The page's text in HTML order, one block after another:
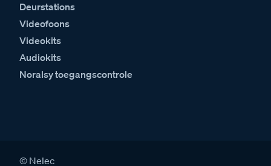
Deurstations
Videofoons
Videokits
Audiokits
Noralsy toegangscontrole
© Nelec